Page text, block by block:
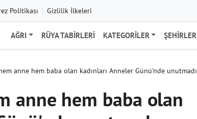
Politikası Gizlilik İlkeleri
AĞRI RÜYA TABIRLERI KATEGORILER ŞEHIRLER
hem anne hem baba olan kadınları Anneler Günü'nde unutmadı
anne hem baba olan